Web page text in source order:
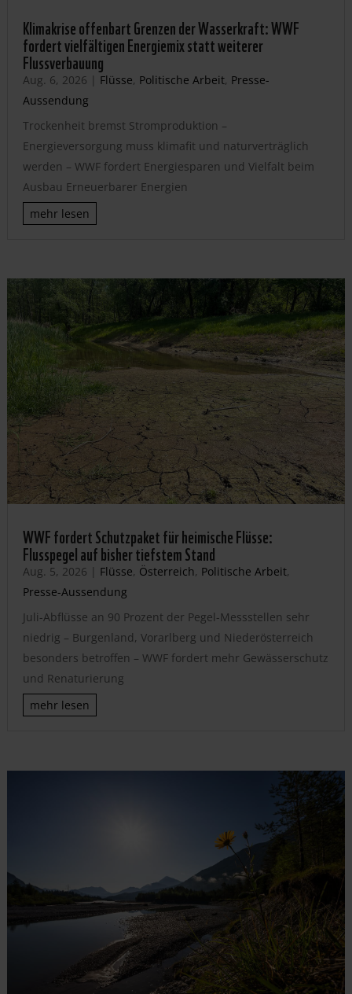
Klimakrise offenbart Grenzen der Wasserkraft: WWF
fordert vielfältigen Energiemix statt weiterer
Flussverbauung
Aug. 6, 2026 | Flüsse, Politische Arbeit, Presse-
Aussendung
Trockenheit bremst Stromproduktion –
Energieversorgung muss klimafit und naturverträglich
werden – WWF fordert Energiesparen und Vielfalt beim
Ausbau Erneuerbarer Energien
mehr lesen
WWF fordert Schutzpaket für heimische Flüsse:
Flusspegel auf bisher tiefstem Stand
Aug. 5, 2026 | Flüsse, Österreich, Politische Arbeit,
Presse-Aussendung
Juli-Abflüsse an 90 Prozent der Pegel-Messstellen sehr
niedrig – Burgenland, Vorarlberg und Niederösterreich
besonders betroffen – WWF fordert mehr Gewässerschutz
und Renaturierung
mehr lesen